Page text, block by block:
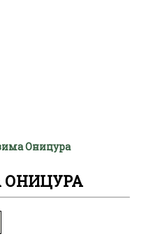
Оницура